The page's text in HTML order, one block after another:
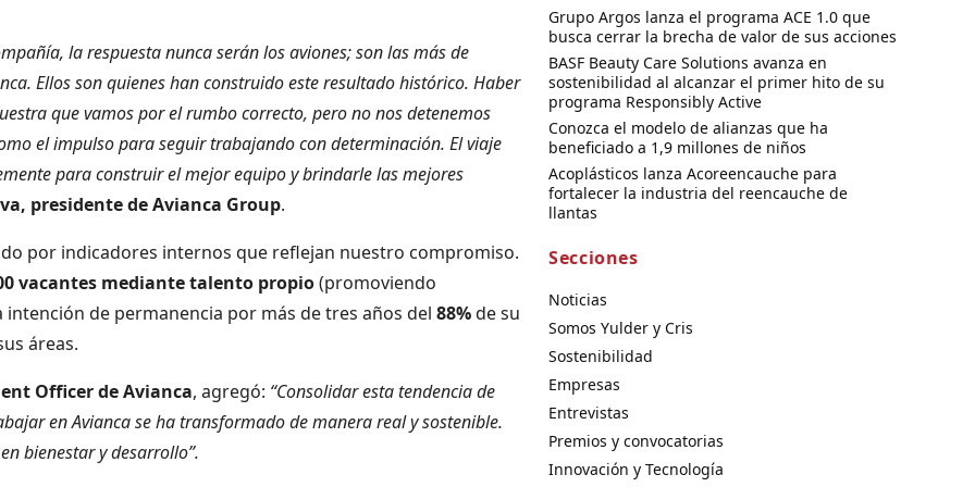
la respuesta nunca serán los aviones; son las más de
Ellos son quienes han construido este resultado histórico. Haber
que vamos por el rumbo correcto, pero no nos detenemos
el impulso para seguir trabajando con determinación. El viaje
para construir el mejor equipo y brindarle las mejores
presidente de Avianca Group.
por indicadores internos que reflejan nuestro compromiso.
vacantes mediante talento propio(promoviendo
de permanencia por más de tres años del 88%de su
áreas.
Officer de Avianca, agregó: “Consolidar esta tendencia de
en Avianca se ha transformado de manera real y sostenible.
bienestar y desarrollo”.
Grupo Argos lanza el programa ACE 1.0 que
busca cerrar la brecha de valor de sus acciones
BASF Beauty Care Solutions avanza en
sostenibilidad al alcanzar el primer hito de su
programa Responsibly Active
Conozca el modelo de alianzas que ha
beneficiado a 1,9 millones de niños
Acoplásticos lanza Acoreencauche para
fortalecer la industria del reencauche de
llantas
Secciones
Noticias
Somos Yulder y Cris
Sostenibilidad
Empresas
Entrevistas
Premios y convocatorias
Innovación y Tecnología